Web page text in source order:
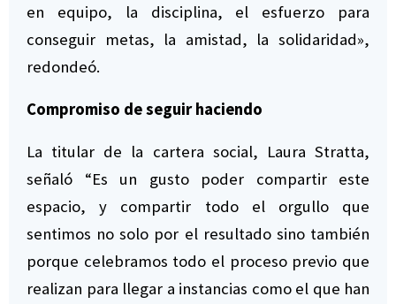
en equipo, la disciplina, el esfuerzo para
conseguir metas, la amistad, la solidaridad»,
redondeó.
Compromiso de seguir haciendo
La titular de la cartera social, Laura Stratta,
señaló “Es un gusto poder compartir este
espacio, y compartir todo el orgullo que
sentimos no solo por el resultado sino también
porque celebramos todo el proceso previo que
realizan para llegar a instancias como el que han